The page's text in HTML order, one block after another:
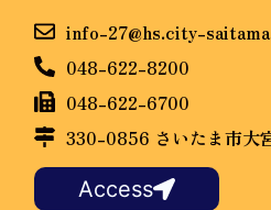
info-27@hs.city-
048-622-8200
048-622-6700
330-0856 さいたま市大
Access